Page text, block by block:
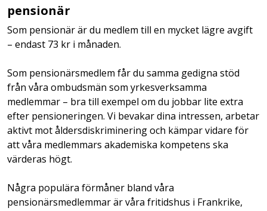
pensionär
Som pensionär är du medlem till en mycket lägre avgift
– endast 73 kr i månaden.
Som pensionärsmedlem får du samma gedigna stöd
från våra ombudsmän som yrkesverksamma
medlemmar – bra till exempel om du jobbar lite extra
efter pensioneringen. Vi bevakar dina intressen, arbetar
aktivt mot åldersdiskriminering och kämpar vidare för
att våra medlemmars akademiska kompetens ska
värderas högt.
Några populära förmåner bland våra
pensionärsmedlemmar är våra fritidshus i Frankrike,